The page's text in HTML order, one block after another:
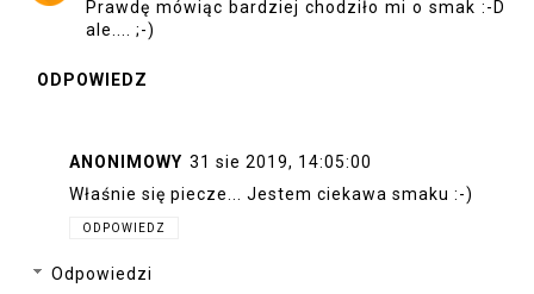
Prawdę mówiąc bardziej chodziło mi o smak :-D
ale.... ;-)
ODPOWIEDZ
ANONIMOWY 31 sie 2019, 14:05:00
Właśnie się piecze... Jestem ciekawa smaku :-)
ODPOWIEDZ
Odpowiedzi